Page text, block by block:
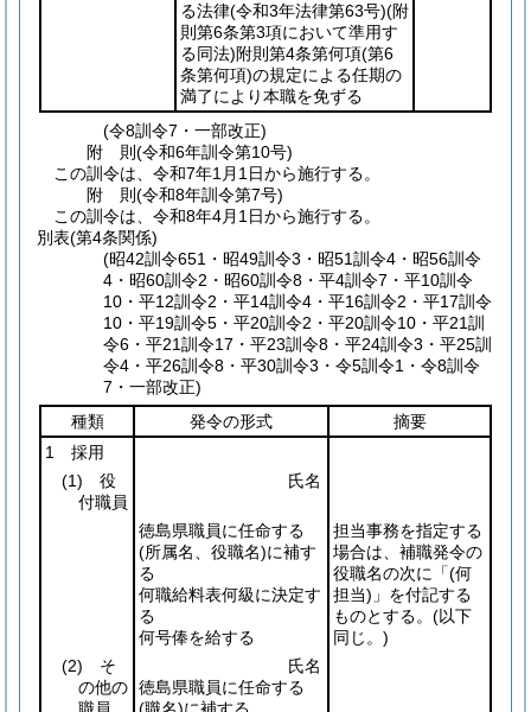
る法律(令和3年法律第63号)(附
則第6条第3項において準用す
る同法)附則第4条第何項(第6
条第何項)の規定による任期の
満了により本職を免ずる
(令8訓令7・一部改正)
附 則(令和6年訓令第10号)
この訓令は、令和7年1月1日から施行する。
附 則(令和8年訓令第7号)
この訓令は、令和8年4月1日から施行する。
別表(第4条関係)
(昭42訓令651・昭49訓令3・昭51訓令4・昭56訓令
4・昭60訓令2・昭60訓令8・平4訓令7・平10訓令
10・平12訓令2・平14訓令4・平16訓令2・平17訓令
10・平19訓令5・平20訓令2・平20訓令10・平21訓
令6・平21訓令17・平23訓令8・平24訓令3・平25訓
令4・平26訓令8・平30訓令3・令5訓令1・令8訓令
7・一部改正)
種類
発令の形式
摘要
1 採用
(1) 役
付職員
氏名
徳島県職員に任命する
(所属名、役職名)に補す
る
何職給料表何級に決定す
る
何号俸を給する
担当事務を指定する
場合は、補職発令の
役職名の次に「(何
担当) 」を付記する
ものとする。 (以下
同じ。)
(2) そ
の他の
氏名
徳島県職員に任命する